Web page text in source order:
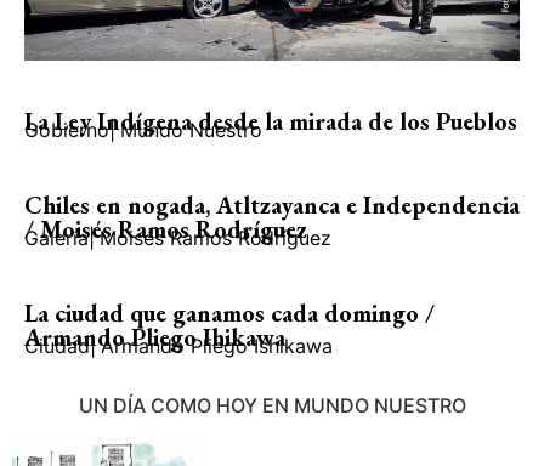
La Ley Indígena desde la mirada de los Pueblos
Gobierno| Mundo Nuestro
Chiles en nogada, Atltzayanca e Independencia
/ Moisés Ramos Rodríguez
Galería| Moisés Ramos Rodríguez
La ciudad que ganamos cada domingo /
Armando Pliego Ihikawa
Ciudad| Armando Pliego Ishikawa
UN DÍA COMO HOY EN MUNDO NUESTRO